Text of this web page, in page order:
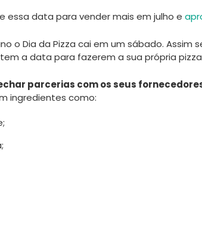
essa data para vender mais em julho e
o Dia da Pizza cai em um sábado. Assim
a data para fazerem a sua própria
parcerias com os seus
ingredientes como: